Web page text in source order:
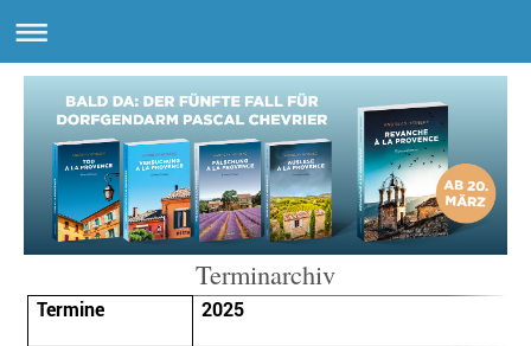
Terminarchiv
Termine 2025